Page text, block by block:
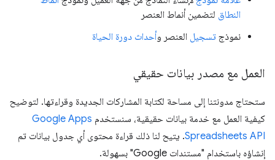
النطاق لتضمين أنماط العنصر
نموذج تسجيل العنصر وأحداث دورة الحياة
العمل مع مصدر بيانات حقيقي
ستحتاج مدونتنا إلى مساحة لكتابة المشاركات الجديدة وقراءتها. لتوضيح
كيفية العمل مع خدمة بيانات حقيقية، سنستخدم Google Apps
Spreadsheets API. يتيح لنا ذلك قراءة محتوى أي جدول بيانات تم
إنشاؤه باستخدام "مستندات Google" بسهولة.